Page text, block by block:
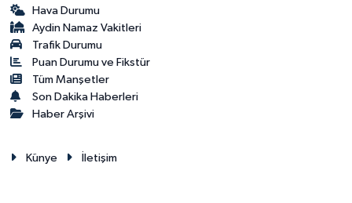
Hava Durumu
Aydin Namaz Vakitleri
Trafik Durumu
Puan Durumu ve Fikstür
Tüm Manşetler
Son Dakika Haberleri
Haber Arşivi
Künye İletişim